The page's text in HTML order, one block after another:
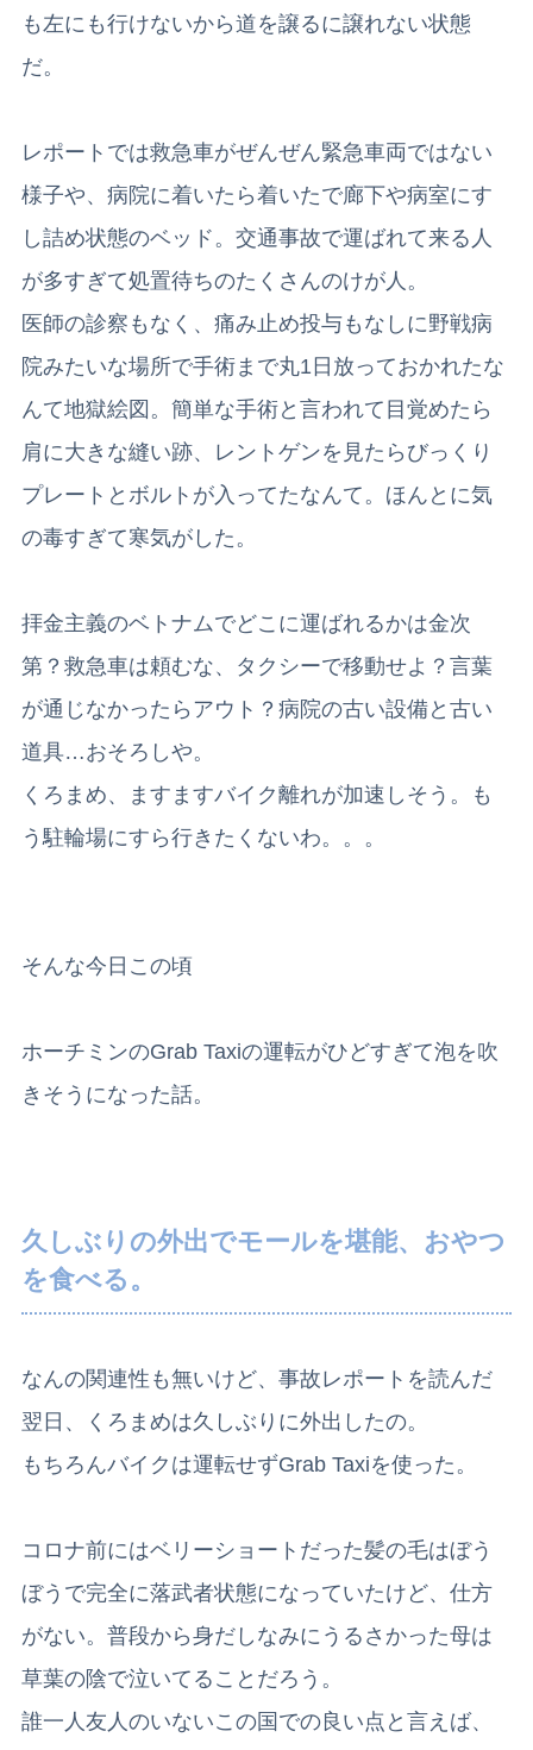
も左にも行けないから道を譲るに譲れない状態
だ。
レポートでは救急車がぜんぜん緊急車両ではない
様子や、病院に着いたら着いたで廊下や病室にす
し詰め状態のベッド。交通事故で運ばれて来る人
が多すぎて処置待ちのたくさんのけが人。
医師の診察もなく、痛み止め投与もなしに野戦病
院みたいな場所で手術まで丸1日放っておかれたな
んて地獄絵図。簡単な手術と言われて目覚めたら
肩に大きな縫い跡、レントゲンを見たらびっくり
プレートとボルトが入ってたなんて。 ほんとに気
の毒すぎて寒気がした。
拝金主義のベトナムでどこに運ばれるかは金次
第？救急車は頼むな、タクシーで移動せよ？言葉
が通じなかったらアウト？病院の古い設備と古い
道具…おそろしや。
くろまめ、ますますバイク離れが加速しそう。も
う駐輪場にすら行きたくないわ。。。
そんな今日この頃
ホーチミンのGrab Taxiの運転がひどすぎて泡を吹
きそうになった話。
久しぶりの外出でモールを堪能、おやつ
を食べる。
なんの関連性も無いけど、事故レポートを読んだ
翌日、くろまめは久しぶりに外出したの。
もちろんバイクは運転せずGrab Taxiを使った。
コロナ前にはベリーショートだった髪の毛はぼう
ぼうで完全に落武者状態になっていたけど、仕方
がない。普段から身だしなみにうるさかった母は
草葉の陰で泣いてることだろう。
誰一人友人のいないこの国での良い点と言えば、